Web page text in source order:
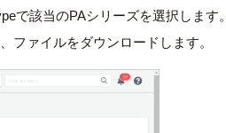
で該当のPAシリーズを選択します。
ファイルをダウンロードします。